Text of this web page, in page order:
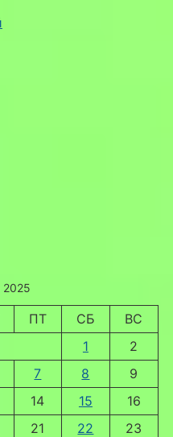
ПТ СБ
ВС
1
2
7 8
9
14 15
16
21 22
23